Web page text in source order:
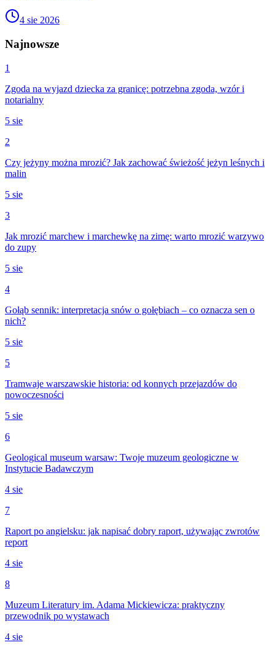
4 sie 2026
Najnowsze
1
Zgoda na wyjazd dziecka za granicę: potrzebna zgoda, wzór i
notarialny
5 sie
2
Czy jeżyny można mrozić? Jak zachować świeżość jeżyn leśnych i
malin
5 sie
3
Jak mrozić marchew i marchewkę na zimę: warto mrozić warzywo
do zupy
5 sie
4
Gołąb sennik: interpretacja snów o gołębiach – co oznacza sen o
nich?
5 sie
5
Tramwaje warszawskie historia: od konnych przejazdów do
nowoczesności
5 sie
6
Geological museum warsaw: Twoje muzeum geologiczne w
Instytucie Badawczym
4 sie
7
Raport po angielsku: jak napisać dobry raport, używając zwrotów
report
4 sie
8
Muzeum Literatury im. Adama Mickiewicza: praktyczny
przewodnik po wystawach
4 sie